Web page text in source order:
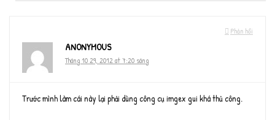
Phản hồi
ANONYMOUS
Tháng 10 29, 2012 at 7:20 sáng
Trước mình làm cái này lại phải dùng công cụ imgex gui khá thủ công.